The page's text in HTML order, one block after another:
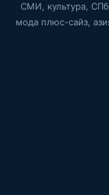
СМИ, культура,
мода плюс-сайз,